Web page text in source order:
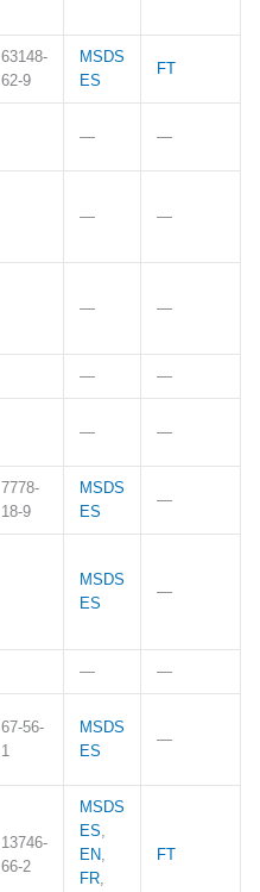
63148-
62-9
MSDS
ES
FT
— —
— —
— —
— —
— —
7778-
18-9
MSDS
ES
—
MSDS
ES
—
— —
67-56-
1
MSDS
ES
—
13746-
66-2
MSDS
ES,
EN,
FR,
FT